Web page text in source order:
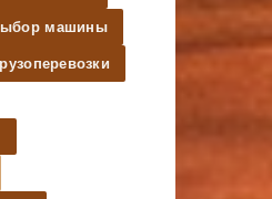
машины